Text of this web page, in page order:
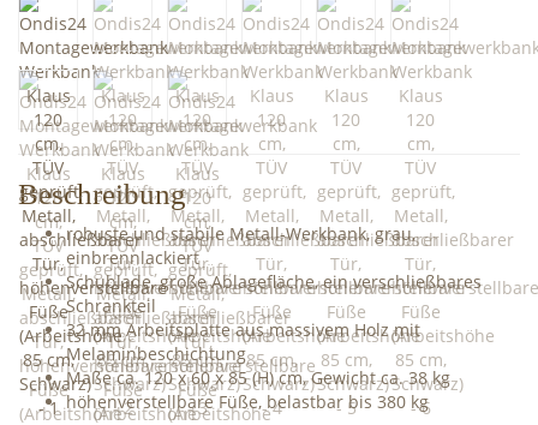
Beschreibung
robuste und stabile Metall-Werkbank, grau,
einbrennlackiert
Schublade, große Ablagefläche, ein verschließbares
Schrankteil
32 mm Arbeitsplatte aus massivem Holz mit
Melaminbeschichtung
Maße ca. 120 x 60 x 85 (H) cm, Gewicht ca. 38 kg
höhenverstellbare Füße, belastbar bis 380 kg